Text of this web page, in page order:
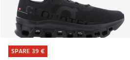
SPARE 39 €
SPARE 39 €